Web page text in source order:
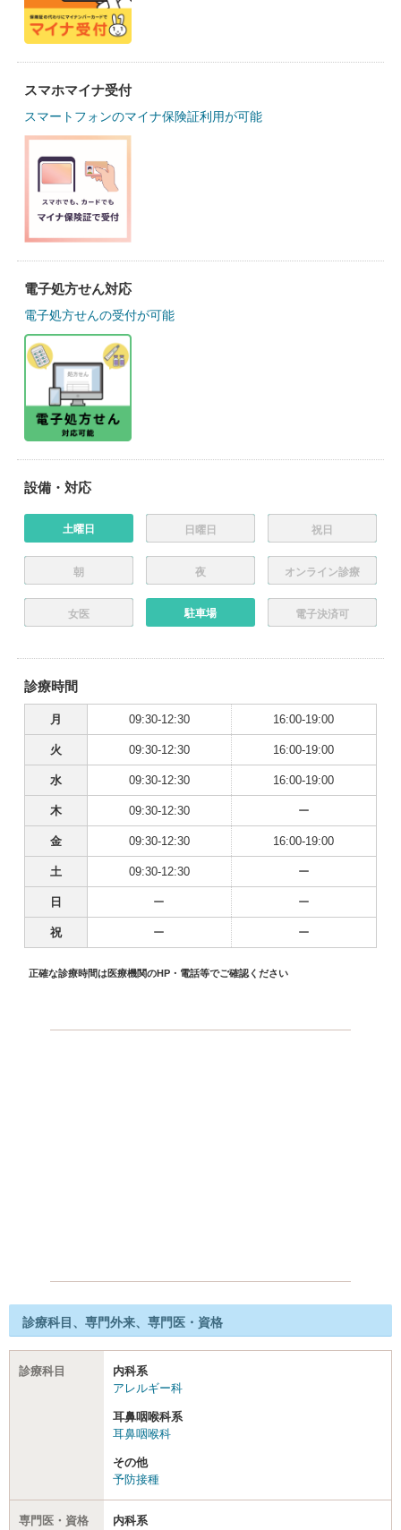
スマホマイナ受付
スマートフォンのマイナ保険証利用が可能
電子処方せん対応
電子処方せんの受付が可能
設備・対応
土曜日 日曜日 祝日
朝 夜 オンライン診療
女医 駐車場 電子決済可
診療時間
月 09:30-12:30 16:00-19:00
火 09:30-12:30 16:00-19:00
水 09:30-12:30 16:00-19:00
木 09:30-12:30 ー
金 09:30-12:30 16:00-19:00
土 09:30-12:30 ー
日 ー ー
祝 ー ー
正確な診療時間は医療機関のHP・電話等でご確認ください
診療科目、専門外来、専門医・資格
診療科目
内科系
アレルギー科
耳鼻咽喉科系
耳鼻咽喉科
その他
予防接種
専門医・資格 内科系